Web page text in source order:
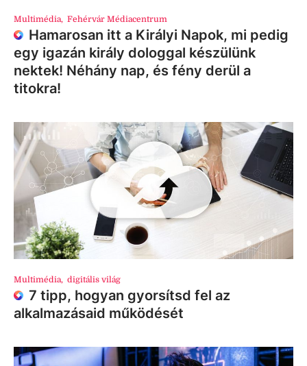
Multimédia, Fehérvár Médiacentrum
Hamarosan itt a Királyi Napok, mi pedig
egy igazán király dologgal készülünk
nektek! Néhány nap, és fény derül a
titokra!
Multimédia, digitális világ
7 tipp, hogyan gyorsítsd fel az
alkalmazásaid működését